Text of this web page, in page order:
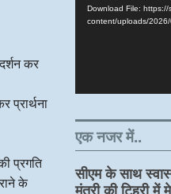
कर
प्रार्थना
प्रगति
के
Download File:
content/uploads/
एक नजर में..
सीएम के साथ
मंत्री की टिहरी में